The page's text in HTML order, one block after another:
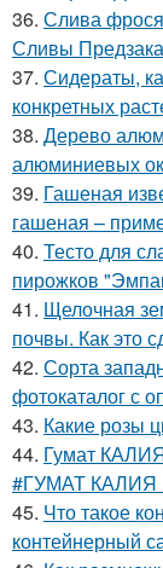
36. Слива
Сливы
37. Сидераты,
конкретных
38. Дерево
алюминиевых
39. Гашеная
гашеная –
40. Тесто для
пирожков
41. Щелочная
почвы. Как это
42. Сорта
фотокаталог с
43. Какие розы
44. Гумат
#ГУМАТ КАЛИЯ
45. Что такое
контейнерный